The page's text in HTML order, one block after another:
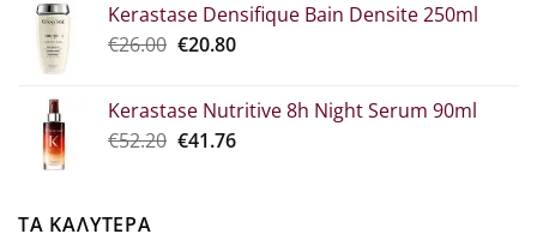
was:
€52.30.
τιμή
είναι:
Kerastase Densifique Bain Densite 250ml
€26.00 Original
€26.00.
€20.80Η
είναι:
€20.80.
Kerastase Nutritive 8h Night Serum 90ml
€52.20 Original
€41.76Η
ΤΑ ΚΑΛΥΤΕΡΑ